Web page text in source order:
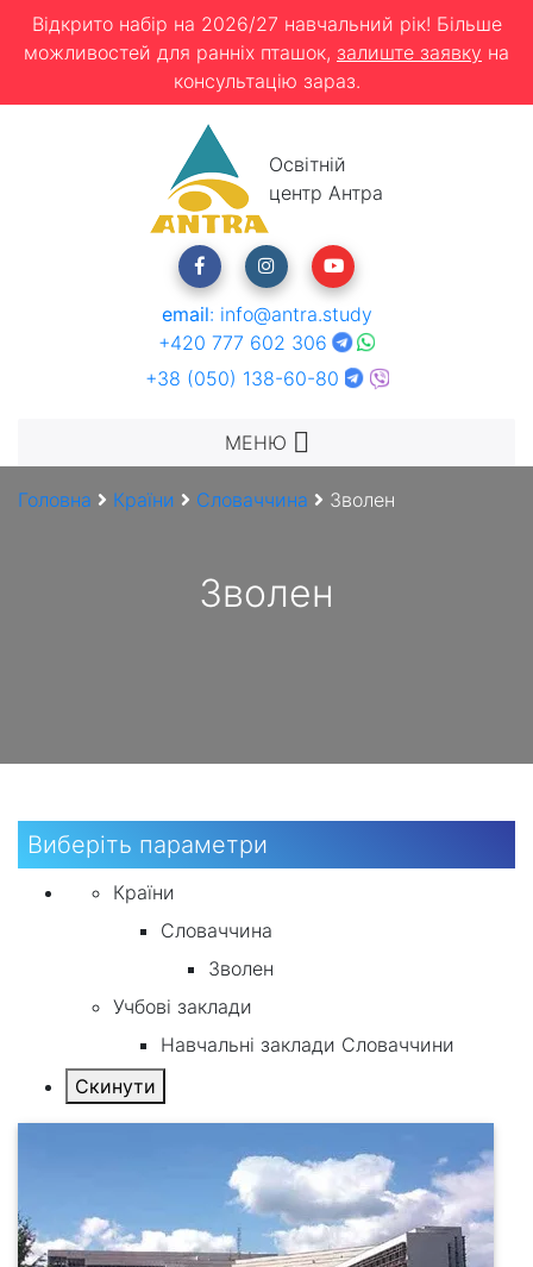
Відкрито набір на 2026/27 навчальний рік! Більше
можливостей для ранніх пташок, залиште заявку на
консультацію зараз.
Освітній
центр Антра
email: info@antra.study
+420 777 602 306
+38 (050) 138-60-80
МЕНЮ
Головна Країни Словаччина Зволен
Зволен
Виберіть параметри
Країни
Словаччина
Зволен
Учбові заклади
Навчальні заклади Словаччини